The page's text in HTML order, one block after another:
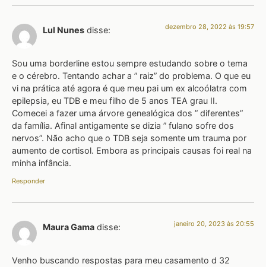
Lul Nunes disse: dezembro 28, 2022 às 19:57
Sou uma borderline estou sempre estudando sobre o tema
e o cérebro. Tentando achar a ” raiz” do problema. O que eu
vi na prática até agora é que meu pai um ex alcoólatra com
epilepsia, eu TDB e meu filho de 5 anos TEA grau II.
Comecei a fazer uma árvore genealógica dos ” diferentes”
da família. Afinal antigamente se dizia ” fulano sofre dos
nervos”. Não acho que o TDB seja somente um trauma por
aumento de cortisol. Embora as principais causas foi real na
minha infância.
Responder
Maura Gama disse: janeiro 20, 2023 às 20:55
Venho buscando respostas para meu casamento d 32